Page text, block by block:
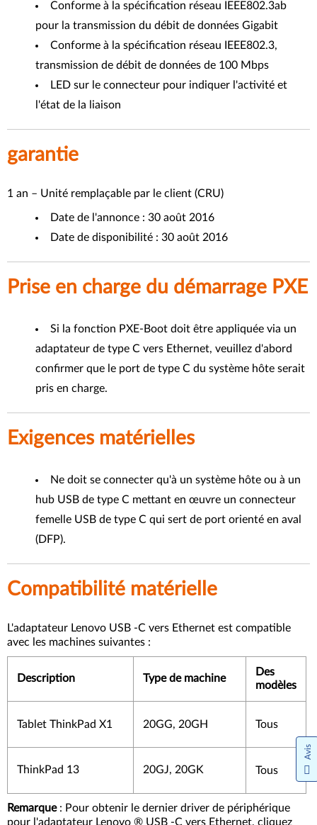
Conforme à la spécification réseau IEEE802.3ab
pour la transmission du débit de données Gigabit
Conforme à la spécification réseau IEEE802.3,
transmission de débit de données de 100 Mbps
LED sur le connecteur pour indiquer l'activité et
l'état de la liaison
garantie
1 an – Unité remplaçable par le client (CRU)
Date de l'annonce : 30 août 2016
Date de disponibilité : 30 août 2016
Prise en charge du démarrage PXE
Si la fonction PXE-Boot doit être appliquée via un
adaptateur de type C vers Ethernet, veuillez d'abord
confirmer que le port de type C du système hôte serait
pris en charge.
Exigences matérielles
Ne doit se connecter qu'à un système hôte ou à un
hub USB de type C mettant en œuvre un connecteur
femelle USB de type C qui sert de port orienté en aval
(DFP).
Compatibilité matérielle
L'adaptateur Lenovo USB -C vers Ethernet est compatible
avec les machines suivantes :
Description Type de machine
Des
modèles
Tablet ThinkPad X1 20GG, 20GH Tous
ThinkPad 13 20GJ, 20GK Tous
Remarque: Pour obtenir le dernier driver de périphérique
pour l'adaptateur Lenovo ® USB -C vers Ethernet, cliquez
Avis